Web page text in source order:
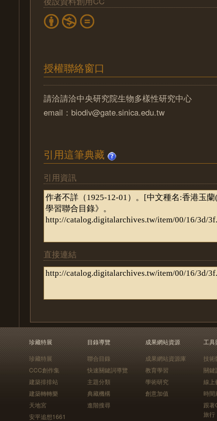
授權聯絡窗口
請洽請洽中央研究院生物多樣性研究中心
email：biodiv@gate.sinica.edu.tw
引用這筆典藏
引用資訊
直接連結
珍藏特展
珍藏特展
CCC創作集
建築排排站
建築轉轉樂
天地宮
安平追想1661
目錄導覽
聯合目錄
快速關鍵詞導覽
主題分類
典藏機構
進階搜尋
成果網站資源
成果網站資源庫
教育學習
學術研究
創意加值
工具
技術
關鍵
線上
時間
跟
旅行